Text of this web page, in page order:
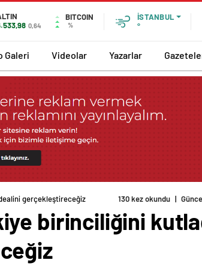
0,64
BITCOIN
%
İSTANBUL
°
Galeri Videolar Yazarlar
gerçekleştireceğiz 130 kez okundu |
birinciliğini